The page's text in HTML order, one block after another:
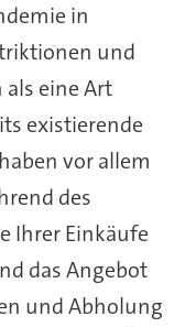
in
und
eine Art
existierende
vor allem
des
Ihrer Einkäufe
das Angebot
und Abholung